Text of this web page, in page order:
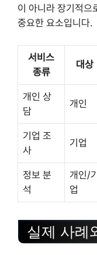
이 아니라 장기적으
중요한 요소입니다.
서비스
종류
대상
개인 상
담
개인
기업 조
사
기업
정보 분
석
개인/기
업
실제 사례